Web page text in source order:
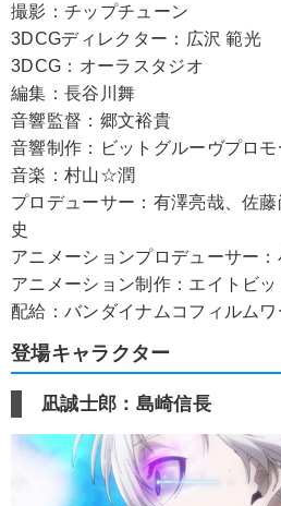
撮影：チップチューン
3DCGディレクター：広沢 範光
3DCG：オーラスタジオ
編集：長谷川舞
音響監督：郷文裕貴
音響制作：ビットグルーヴプロモ
音楽：村山☆潤
プロデューサー：有澤亮哉、佐
史
アニメーションプロデューサー
アニメーション制作：エイトビッ
配給：バンダイナムコフィルムワ
登場キャラクター
凪誠士郎：島崎信長